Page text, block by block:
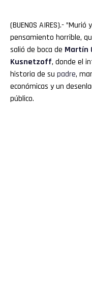
(BUENOS AIRES).-
pensamiento horrible,
salió de boca de Martín
Kusnetzoff, donde el
historia de su padre,
económicas y un
público.